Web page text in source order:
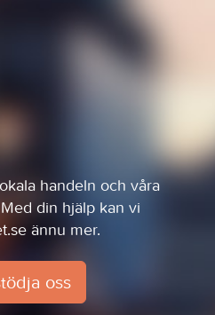
handeln och våra
din hjälp kan vi
ännu mer.
oss